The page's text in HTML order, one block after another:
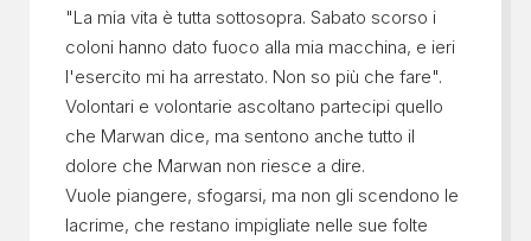
"La mia vita è tutta sottosopra. Sabato scorso i
coloni hanno dato fuoco alla mia macchina, e ieri
l'esercito mi ha arrestato. Non so più che fare".
Volontari e volontarie ascoltano partecipi quello
che Marwan dice, ma sentono anche tutto il
dolore che Marwan non riesce a dire.
Vuole piangere, sfogarsi, ma non gli scendono le
lacrime, che restano impigliate nelle sue folte